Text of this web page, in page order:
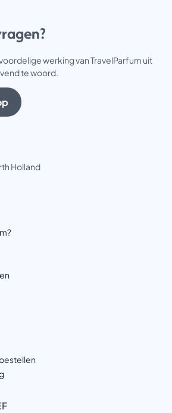
werking van TravelParfum uit
te woord.
Holland